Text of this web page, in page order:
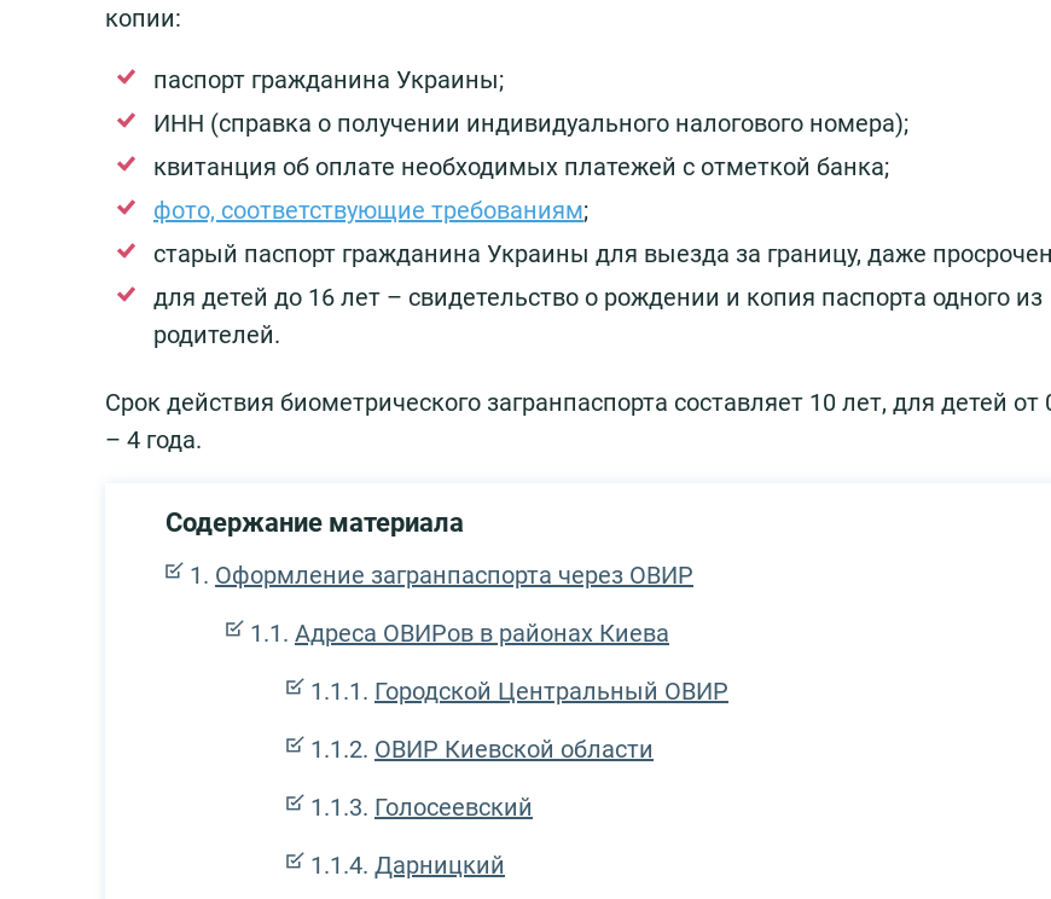
копии:
паспорт гражданина Украины;
ИНН (справка о получении индивидуального налогового номера);
квитанция ​​об оплате необходимых платежей с отметкой банка;
фото, соответствующие требованиям;
старый паспорт гражданина Украины для выезда за границу, даже
для детей до 16 лет – свидетельство о рождении и копия паспорта одного из
родителей.
Срок действия биометрического загранпаспорта составляет 10 лет, для детей от
– 4 года.
Содержание материала
Оформление загранпаспорта через ОВИР
Адреса ОВИРов в районах Киева
Городской Центральный ОВИР
ОВИР Киевской области
Голосеевский
Дарницкий